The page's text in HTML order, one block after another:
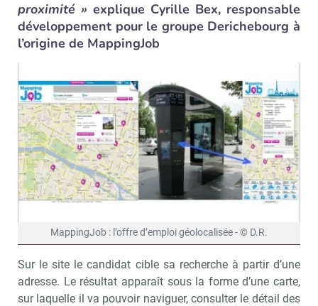
proximité » explique Cyrille Bex, responsable
développement pour le groupe Derichebourg à
l’origine de MappingJob
MappingJob : l’offre d’emploi géolocalisée - © D.R.
Sur le site le candidat cible sa recherche à partir d’une
adresse. Le résultat apparaît sous la forme d’une carte,
sur laquelle il va pouvoir naviguer, consulter le détail des